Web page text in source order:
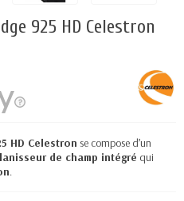
925 HD Celestron
HD Celestron se compose d’un
de champ intégré qui
.